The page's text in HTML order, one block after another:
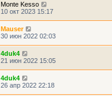
Monte Kesso
10 окт 2023 15:17
Mauser
30 июн 2022 02:03
4duk4
21 июн 2022 15:05
4duk4
26 апр 2022 22:18